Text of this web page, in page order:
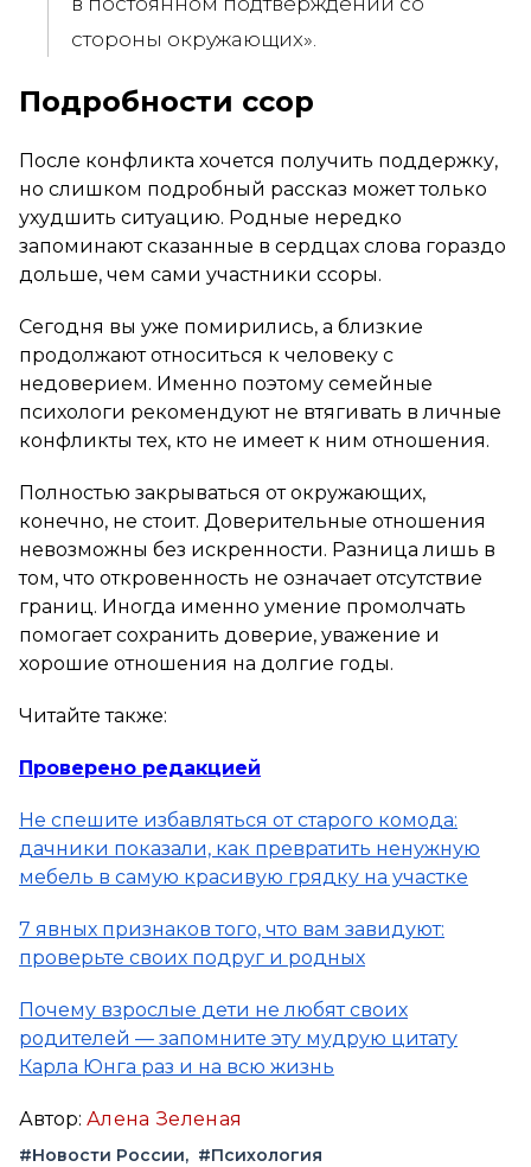
стороны окружающих».
Подробности ссор
После конфликта хочется получить поддержку,
но слишком подробный рассказ может только
ухудшить ситуацию. Родные нередко
запоминают сказанные в сердцах слова гораздо
дольше, чем сами участники ссоры.
Сегодня вы уже помирились, а близкие
продолжают относиться к человеку с
недоверием. Именно поэтому семейные
психологи рекомендуют не втягивать в личные
конфликты тех, кто не имеет к ним отношения.
Полностью закрываться от окружающих,
конечно, не стоит. Доверительные отношения
невозможны без искренности. Разница лишь в
том, что откровенность не означает отсутствие
границ. Иногда именно умение промолчать
помогает сохранить доверие, уважение и
хорошие отношения на долгие годы.
Читайте также:
Проверено редакцией
Не спешите избавляться от старого комода:
дачники показали, как превратить ненужную
мебель в самую красивую грядку на участке
7 явных признаков того, что вам завидуют:
проверьте своих подруг и родных
Почему взрослые дети не любят своих
родителей — запомните эту мудрую цитату
Карла Юнга раз и на всю жизнь
Автор: Алена Зеленая
#Новости России #Психология